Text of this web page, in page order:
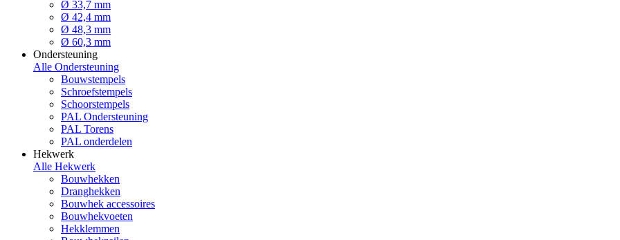
Ø 33,7 mm
Ø 42,4 mm
Ø 48,3 mm
Ø 60,3 mm
Ondersteuning
Alle Ondersteuning
Bouwstempels
Schroefstempels
Schoorstempels
PAL Ondersteuning
PAL Torens
PAL onderdelen
Hekwerk
Alle Hekwerk
Bouwhekken
Dranghekken
Bouwhek accessoires
Bouwhekvoeten
Hekklemmen